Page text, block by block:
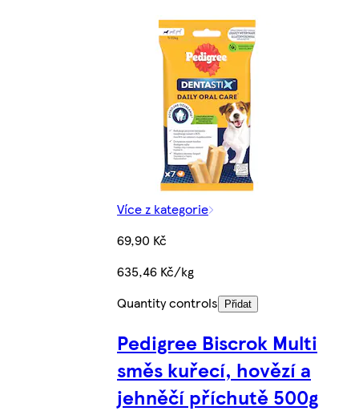
Více z kategorie
69,90 Kč
635,46 Kč/kg
Quantity controls
Přidat
Pedigree Biscrok Multi
směs kuřecí, hovězí a
jehněčí příchutě 500g